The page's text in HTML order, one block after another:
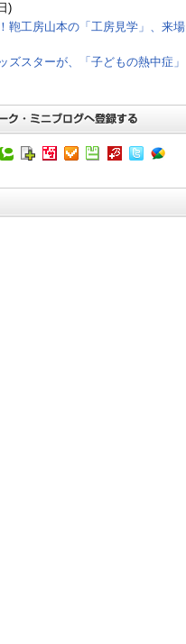
)
鞄工房山本の「工房見学」、来場
スターが、「子どもの熱中症」